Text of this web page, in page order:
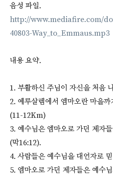
음성 파일.
http://www.mediafire.com/
40803-Way_to_Emmaus.mp3
내용 요약.
1. 부활하신 주님이 자신을 처음
2. 예루살렘에서 엠마오란 마을
(11-12Km)
3. 예수님은 엠마오로 가던 제자
(막16:12).
4. 사람들은 예수님을 대언자로
5. 엠마오로 가던 제자들은 예수